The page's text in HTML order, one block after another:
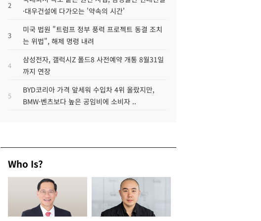
2
·대우건설에 다가오는 '약속의 시간'
3
미국 법원 "트럼프 정부 풍력 프로젝트 동결 조치
는 위법", 해제 명령 내려
4
삼성전자, 갤럭시Z 폴드8 사전예약 개통 8월31일
까지 연장
5
BYD코리아 가격 앞세워 수입차 4위 올랐지만,
BMW·벤츠보다 높은 공임비에 소비자 ..
Who Is?